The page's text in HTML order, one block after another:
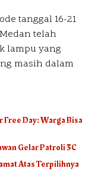
tanggal 16-21
telah
lampu yang
masih dalam
Day: Warga Bisa
Gelar Patroli 3C
Atas Terpilihnya